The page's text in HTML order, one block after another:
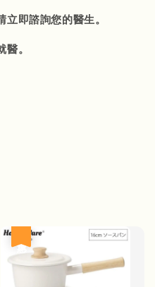
立即諮詢您的醫生。
醫。